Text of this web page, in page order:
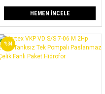
HEMEN İNCELE
%34